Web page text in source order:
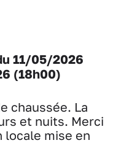
u 11/05/2026
(18h00)
chaussée. La
et nuits. Merci
locale mise en